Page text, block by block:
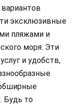
эксклюзивные
пляжами и
моря. Эти
и удобств,
Будь то